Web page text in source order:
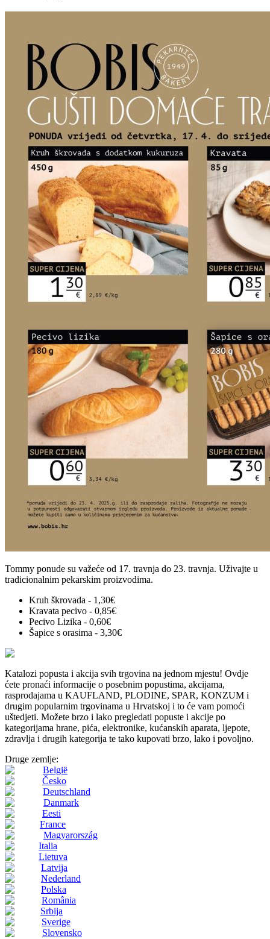
Tommy ponude su važeće od 17. travnja do 23. travnja. Uživajte u
tradicionalnim pekarskim proizvodima.
Kruh škrovada - 1,30€
Kravata pecivo - 0,85€
Pecivo Lizika - 0,60€
Šapice s orasima - 3,30€
Katalozi popusta i akcija svih trgovina na jednom mjestu! Ovdje
ćete pronaći informacije o posebnim popustima, akcijama,
rasprodajama u KAUFLAND, PLODINE, SPAR, KONZUM i
drugim popularnim trgovinama u Hrvatskoj i to će vam pomoći
uštedjeti. Možete brzo i lako pregledati popuste i akcije po
kategorijama hrane, pića, elektronike, kućanskih aparata, ljepote,
zdravlja i drugih kategorija te tako kupovati brzo, lako i povoljno.
Druge zemlje:
België
Česko
Deutschland
Danmark
Eesti
France
Magyarország
Italia
Lietuva
Latvija
Nederland
Polska
România
Srbija
Sverige
Slovensko